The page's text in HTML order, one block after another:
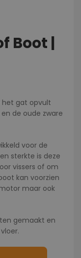
Boot |
het gat opvult
de oude zware
voor de
sterkte is deze
vissers of om
kan voorzien
maar ook
gemaakt en